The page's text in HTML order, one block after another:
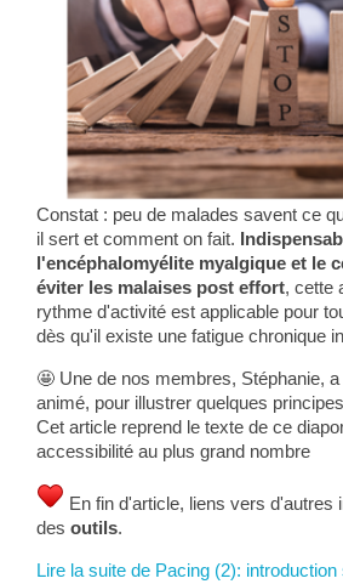
Constat : peu de malades savent ce
il sert et comment on fait.
l'encéphalomyélite myalgique et le
éviter les malaises post effort, cette
rythme d'activité est applicable pour
dès qu'il existe une fatigue chronique
🤩 Une de nos membres, Stéphanie,
animé, pour illustrer quelques
Cet article reprend le texte de ce
accessibilité au plus grand nombre
En fin d'article, liens vers d'autres
des outils.
Lire la suite de Pacing (2): introduction